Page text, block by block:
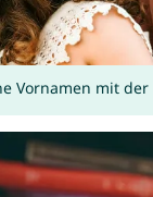
Vornamen mit